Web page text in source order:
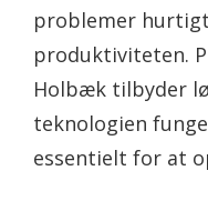
problemer
produktiviteten.
Holbæk tilbyder
teknologien
essentielt for at